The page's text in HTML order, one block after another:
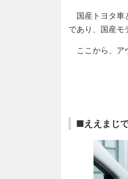
国産トヨタ車
であり、国産モ
ここから、ア
■ええまじ